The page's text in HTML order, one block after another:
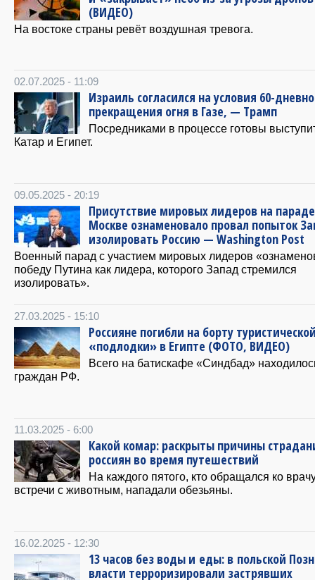
(ВИДЕО)
На востоке страны ревёт воздушная тревога.
02.07.2025 - 11:09
Израиль согласился на условия 60-
прекращения огня в Газе, — Трамп
Посредниками в процессе готовы
Катар и Египет.
09.05.2025 - 20:19
Присутствие мировых лидеров на
Москве ознаменовало провал попыток
изолировать Россию — Washington Post
Военный парад с участием мировых лидеров
победу Путина как лидера, которого Запад стремился
изолировать».
27.03.2025 - 15:10
Россияне погибли на борту
«подлодки» в Египте (ФОТО, ВИДЕО)
Всего на батискафе «Синдбад»
граждан РФ.
11.03.2025 - 6:00
Какой комар: раскрыты причины
россиян во время путешествий
На каждого пятого, кто обращался ко
встречи с животным, нападали обезьяны.
16.02.2025 - 12:30
13 часов без воды и еды: в польской
власти терроризировали застрявших